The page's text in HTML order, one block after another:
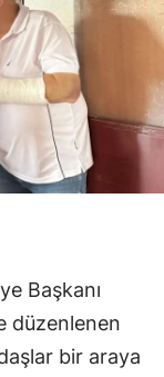
Başkanı
düzenlenen
bir araya